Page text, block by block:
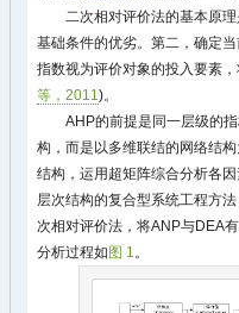
二次相对评价法的基本原
基础条件的优劣。第二，确定
指数视为评价对象的投入要素
等，2011)。
AHP的前提是同一层级的
构，而是以多维联结的网络结
结构，运用超矩阵综合分析各
层次结构的复合型系统工程方
次相对评价法，将ANP与DEA
分析过程如 图 1。